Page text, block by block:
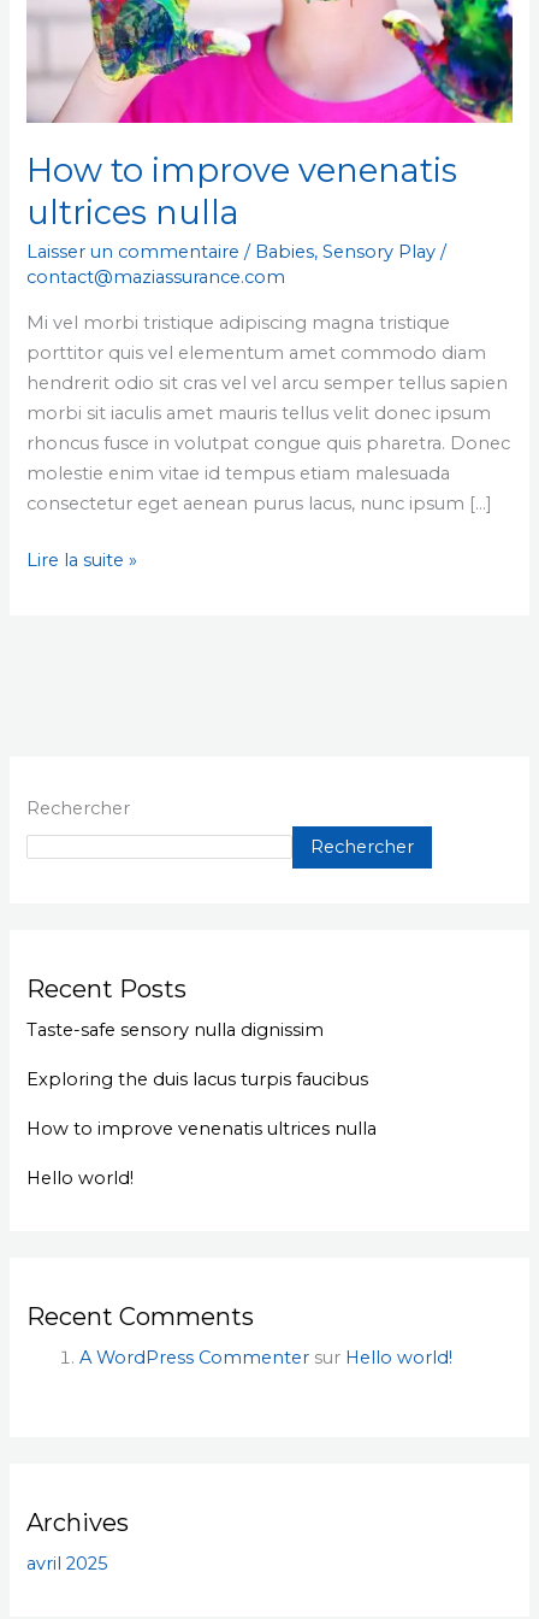
How to improve venenatis
ultrices nulla
Laisser un commentaire / Babies,Sensory Play /
contact@maziassurance.com
Mi vel morbi tristique adipiscing magna tristique
porttitor quis vel elementum amet commodo diam
hendrerit odio sit cras vel vel arcu semper tellus sapien
morbi sit iaculis amet mauris tellus velit donec ipsum
rhoncus fusce in volutpat congue quis pharetra. Donec
molestie enim vitae id tempus etiam malesuada
consectetur eget aenean purus lacus, nunc ipsum […]
Lire la suite »
Rechercher
Rechercher
Recent Posts
Taste-safe sensory nulla dignissim
Exploring the duis lacus turpis faucibus
How to improve venenatis ultrices nulla
Hello world!
Recent Comments
A WordPress Commenter sur Hello world!
Archives
avril 2025